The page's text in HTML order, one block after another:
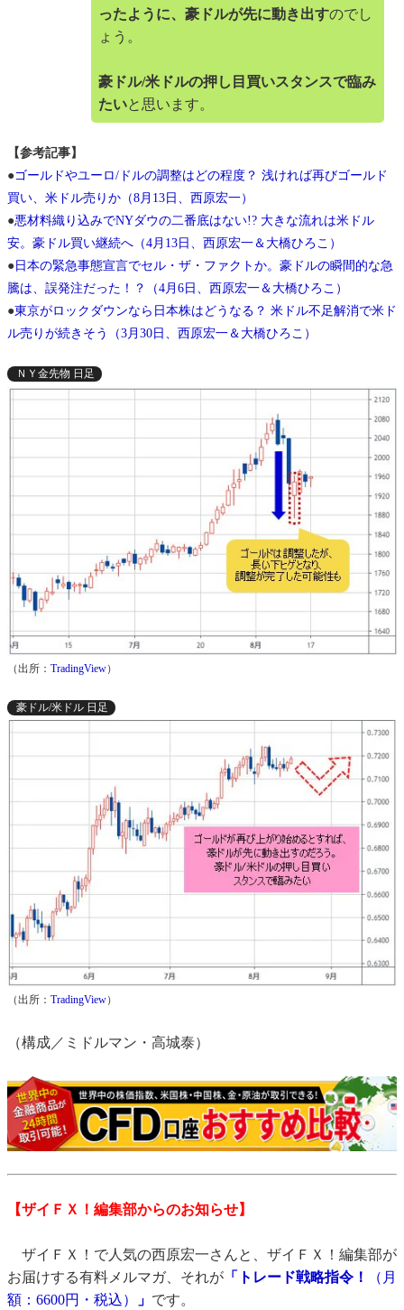
ったように、豪ドルが先に動き出すのでし
ょう。
豪ドル/米ドルの押し目買いスタンスで臨み
たいと思います。
【参考記事】
●ゴールドやユーロ/ドルの調整はどの程度？ 浅ければ再びゴールド
買い、米ドル売りか（8月13日、西原宏一）
●悪材料織り込みでNYダウの二番底はない!? 大きな流れは米ドル
安。豪ドル買い継続へ（4月13日、西原宏一＆大橋ひろこ）
●日本の緊急事態宣言でセル・ザ・ファクトか。豪ドルの瞬間的な急
騰は、誤発注だった！？（4月6日、西原宏一＆大橋ひろこ）
●東京がロックダウンなら日本株はどうなる？ 米ドル不足解消で米ド
ル売りが続きそう（3月30日、西原宏一＆大橋ひろこ）
ＮＹ金先物 日足
（出所： TradingView）
豪ドル/米ドル 日足
（出所： TradingView）
（構成／ミドルマン・高城泰）
【ザイＦＸ！編集部からのお知らせ】
ザイＦＸ！で人気の西原宏一さんと、ザイＦＸ！編集部が
お届けする有料メルマガ、それが 「トレード戦略指令！
（月
額：6600円・税込）
」 です。